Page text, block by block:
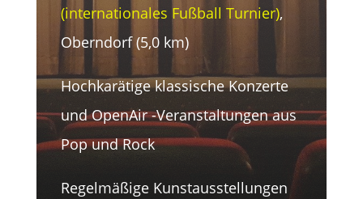
(internationales Fußball Turnier),
Oberndorf (5,0 km)
Hochkarätige klassische Konzerte
und OpenAir -Veranstaltungen aus
Pop und Rock
Regelmäßige Kunstausstellungen